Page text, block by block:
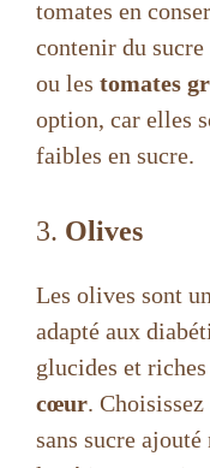
tomates en
contenir du sucre
ou les tomates
option, car elles
faibles en sucre.
3. Olives
Les olives sont
adapté aux
glucides et riches
cœur. Choisissez
sans sucre